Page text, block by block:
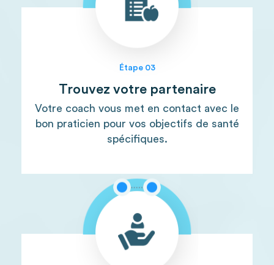
Étape 03
Trouvez votre partenaire
Votre coach vous met en contact avec le
bon praticien pour vos objectifs de santé
spécifiques.